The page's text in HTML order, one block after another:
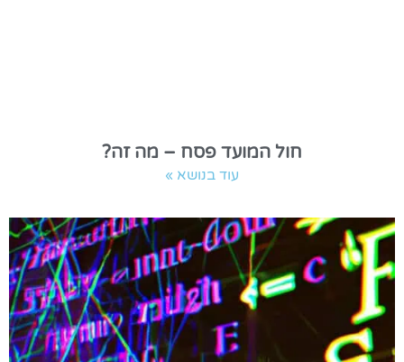
חול המועד פסח – מה זה?
עוד בנושא »